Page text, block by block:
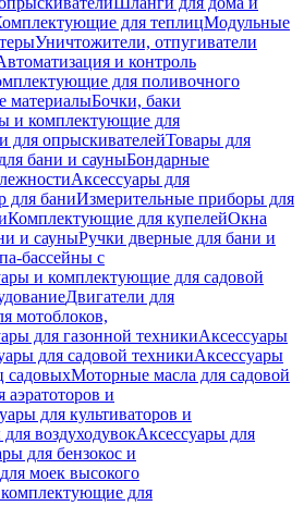
для теплицМодульные
Уничтожители, отпугиватели
и контроль
для поливочного
материалыБочки, баки
и комплектующие для
для опрыскивателейТовары для
бани и сауныБондарные
Аксессуары для
для баниИзмерительные приборы для
Комплектующие для купелейОкна
и сауныРучки дверные для бани и
бассейны с
и комплектующие для садовой
Двигатели для
мотоблоков,
для газонной техникиАксессуары
для садовой техникиАксессуары
садовыхМоторные масла для садовой
аэратоторов и
для культиваторов и
воздуходувокАксессуары для
для бензокос и
моек высокого
для